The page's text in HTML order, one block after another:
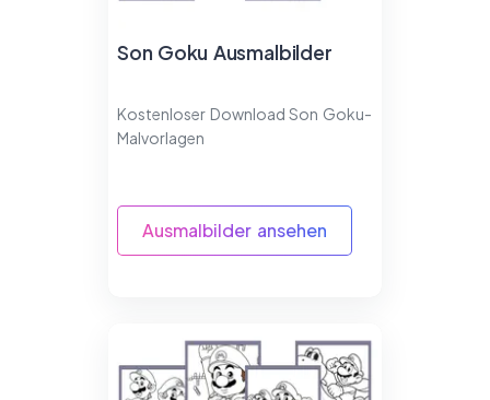
Son Goku Ausmalbilder
Kostenloser Download Son Goku-
Malvorlagen
Ausmalbilder ansehen